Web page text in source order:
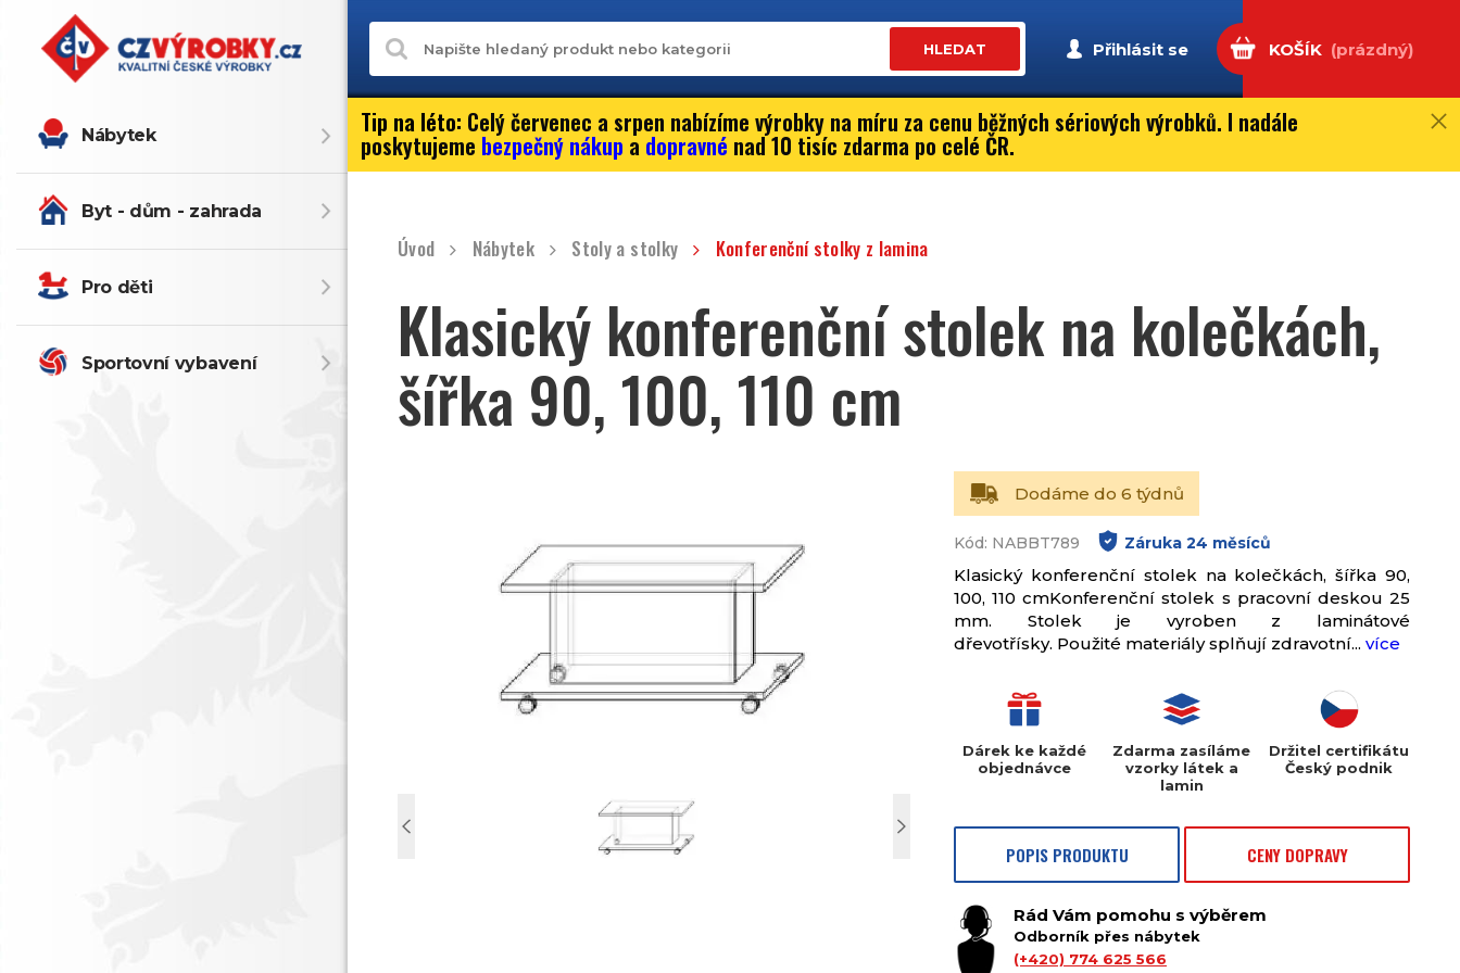
HLEDAT Přihlásit se KOŠÍK (prázdný)
Nábytek
Byt - dům - zahrada
Pro děti
Sportovní vybavení
Tip na léto: Celý červenec a srpen nabízíme výrobky na míru za cenu běžných sériových výrobků. I nadále
poskytujeme bezpečný nákup a dopravné nad 10 tisíc zdarma po celé ČR.
Úvod Nábytek Stoly a stolky Konferenční stolky z lamina
Klasický konferenční stolek na kolečkách,
šířka 90, 100, 110 cm
Dodáme do 6 týdnů
Kód: NABBT789 Záruka 24 měsíců
Klasický konferenční stolek na kolečkách, šířka 90,
100, 110 cmKonferenční stolek s pracovní deskou 25
mm. Stolek je vyroben z laminátové
dřevotřísky. Použité materiály splňují zdravotní... více
Dárek ke každé
objednávce
Zdarma zasíláme
vzorky látek a
lamin
Držitel certifikátu
Český podnik
POPIS PRODUKTU CENY DOPRAVY
Rád Vám pomohu s výběrem
Odborník přes nábytek
(+420) 774 625 566